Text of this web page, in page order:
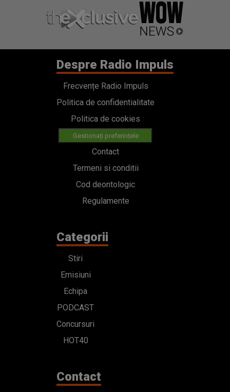
Despre Radio Impuls
Frecvențe Radio Impuls
Politica de confidentialitate
Politica de cookies
Gestionați preferințele
Contact
Termeni si conditii
Cod deontologic
Regulamente
Categorii
Stiri
Emisiuni
Echipa
PODCAST
Concursuri
HOT40
Contact